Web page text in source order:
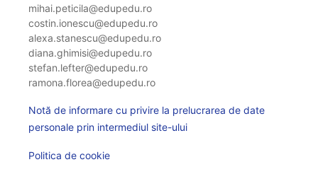
mihai.peticila@edupedu.ro
costin.ionescu@edupedu.ro
alexa.stanescu@edupedu.ro
diana.ghimisi@edupedu.ro
stefan.lefter@edupedu.ro
ramona.florea@edupedu.ro
Notă de informare cu privire la prelucrarea de date
personale prin intermediul site-ului
Politica de cookie